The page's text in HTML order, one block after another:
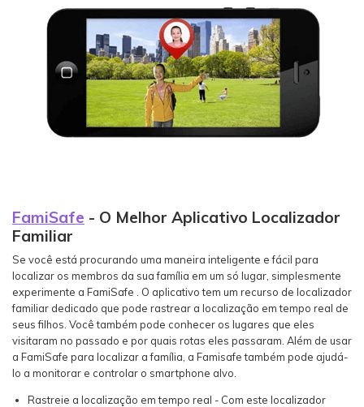
FamiSafe - O Melhor Aplicativo Localizador
Familiar
Se você está procurando uma maneira inteligente e fácil para
localizar os membros da sua família em um só lugar, simplesmente
experimente a FamiSafe
. O aplicativo tem um recurso de localizador
familiar dedicado que pode rastrear a localização em tempo real de
seus filhos. Você também pode conhecer os lugares que eles
visitaram no passado e por quais rotas eles passaram. Além de usar
a FamiSafe para localizar a família, a Famisafe também pode ajudá-
lo a monitorar e controlar o smartphone alvo.
Rastreie a localização em tempo real - Com este localizador